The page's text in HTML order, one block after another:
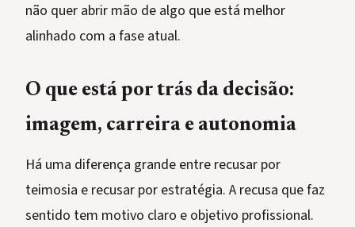
não quer abrir mão de algo que está melhor
alinhado com a fase atual.
O que está por trás da decisão:
imagem, carreira e autonomia
Há uma diferença grande entre recusar por
teimosia e recusar por estratégia. A recusa que faz
sentido tem motivo claro e objetivo profissional.